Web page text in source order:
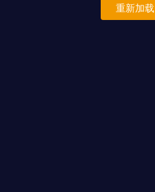
重新加载